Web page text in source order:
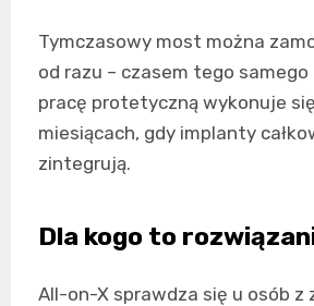
Tymczasowy most można
od razu – czasem tego samego
pracę protetyczną wykonuje
miesiącach, gdy implanty
zintegrują.
Dla kogo to
All-on-X sprawdza się u osób z